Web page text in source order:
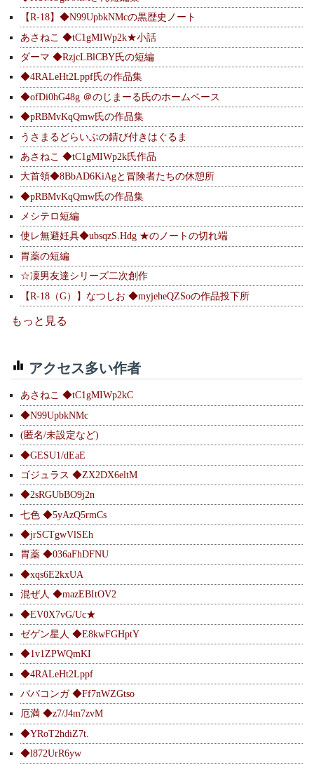
【R-18】◆N99UpbkNMcの黒歴史ノート
あさねこ ◆tC1gMIWp2k★小話
ダーマ ◆RzjcLBlCBY氏の短編
◆4RALeHt2Lppf氏の作品集
◆ofDi0hG48g ＠のじまーる氏のホームベース
◆pRBMvKqQmw氏の作品集
うさまるどらいぶの錆び付きはぐるま
あさねこ ◆tC1gMIWp2k氏作品
大首領◆8BbAD6KiAgと冒険者たちの休憩所
◆pRBMvKqQmw氏の作品集
メシテロ短編
使レ無避妊具◆ubsqzS.Hdg ★のノートの切れ端
胃薬の短編
☆凜男友達シリーズ二次創作
【R-18（G）】なつしお ◆myjeheQZSoの作品投下所
もっと見る
アクセス多い作者
あさねこ ◆tC1gMIWp2kC
◆N99UpbkNMc
(匿名/未設定など)
◆GESU1/dEaE
ゴジュラス ◆ZX2DX6eltM
◆2sRGUbBO9j2n
七色 ◆5yAzQ5rmCs
◆jrSCTgwVlSEh
胃薬 ◆036aFhDFNU
◆xqs6E2kxUA
混ぜ人 ◆mazEBItOV2
◆EV0X7vG/Uc★
ゼゲン星人 ◆E8kwFGHptY
◆1v1ZPWQmKI
◆4RALeHt2Lppf
ババコンガ ◆Ff7nWZGtso
厄満 ◆z7/J4m7zvM
◆YRoT2hdiZ7t.
◆l872UrR6yw